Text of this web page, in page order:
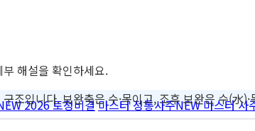
2026 토정비결마스터 정통사주NEW 마스터 사
해설을 확인하세요.
조입니다. 보완축은 수·목이고, 조후 보완은 수(水